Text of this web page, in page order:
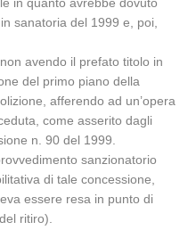
sanatoria del 1999 e, poi,
avendo il prefato titolo in
del primo piano della
afferendo ad un’opera
come asserito dagli
n. 90 del 1999.
sanzionatorio
di tale concessione,
essere resa in punto di
ritiro).